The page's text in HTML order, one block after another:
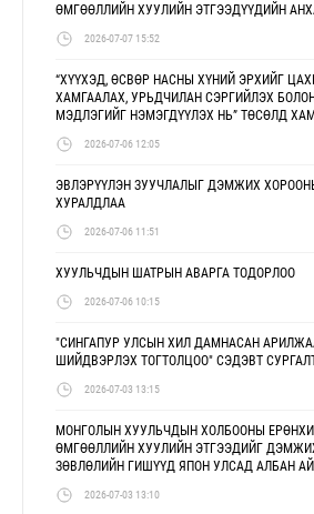
ӨМГӨӨЛЛИЙН ХУУЛИЙН ЭТГЭЭДҮҮДИЙН
2026-07-07 15:52
“ХҮҮХЭД, ӨСВӨР НАСНЫ ХҮНИЙ ЭРХИЙГ
ХАМГААЛАХ, УРЬДЧИЛАН СЭРГИЙЛЭХ
МЭДЛЭГИЙГ НЭМЭГДҮҮЛЭХ НЬ” ТӨСӨЛД
2026-07-06 12:05
ЭВЛЭРҮҮЛЭН ЗУУЧЛАЛЫГ ДЭМЖИХ
ХУРАЛДЛАА
2026-07-06 11:51
ХУУЛЬЧДЫН ШАТРЫН АВАРГА ТОДОРЛОО
2026-07-06 10:15
"СИНГАПУР УЛСЫН ХИЛ ДАМНАСАН
ШИЙДВЭРЛЭХ ТОГТОЛЦОО" СЭДЭВТ
2026-07-03 13:15
МОНГОЛЫН ХУУЛЬЧДЫН ХОЛБООНЫ
ӨМГӨӨЛЛИЙН ХУУЛИЙН ЭТГЭЭДИЙГ
ЗӨВЛӨЛИЙН ГИШҮҮД ЯПОН УЛСАД АЛБАН
2026-07-03 13:10